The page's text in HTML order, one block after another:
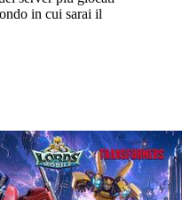
in cui sarai il